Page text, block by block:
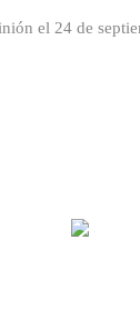
el 24 de